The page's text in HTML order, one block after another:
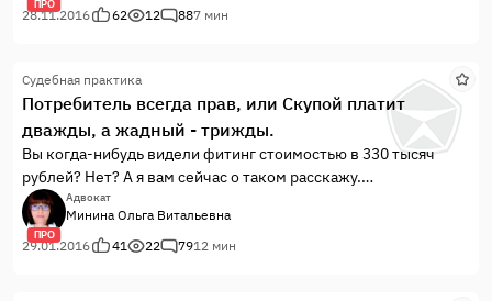
возвращенных займодавцу сумм) в размере 1 167 400
ПРО
28.11.2016 62 12 887 мин
Судебная практика
Потребитель всегда прав, или Скупой платит
дважды, а жадный - трижды.
Вы когда-нибудь видели фитинг стоимостью в 330 тысяч
рублей? Нет? А я вам сейчас о таком расскажу.
Моя доверительница является собственником квартиры. По
вине застройщика, из-за разрушения фитингового
соединения для металлопластиковых труб в месте
ПРО
Адвокат
Минина Ольга Витальевна
29.01.2016
41 22 7912 мин